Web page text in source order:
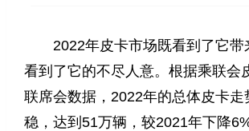
2022年皮卡市场既看到了它带
看到了它的不尽人意。根据乘联会
联席会数据，2022年的总体皮卡走
稳，达到51万辆，较2021年下降